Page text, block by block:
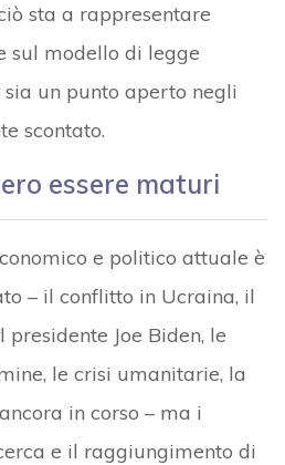
sta a rappresentare
sul modello di legge
un punto aperto negli
scontato.
essere maturi
e politico attuale è
– il conflitto in Ucraina, il
Joe Biden, le
le crisi umanitarie, la
in corso – ma i
e il raggiungimento di